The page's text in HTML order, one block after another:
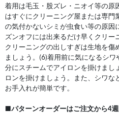
着用は毛玉・股ズレ・ニオイ等の原
はすぐにクリーニング屋または専門
の気付かないシミが虫食い等の原因
ズンオフには出来るだけ早くクリー
クリーニングの出しすぎは生地を傷
ましょう。(6)着用前に気になるシ
分にスチームでアイロンを掛けまし
ロンを掛けましょう。また、シワな
お手入れが簡単です。
パターンオーダーはご注文から4